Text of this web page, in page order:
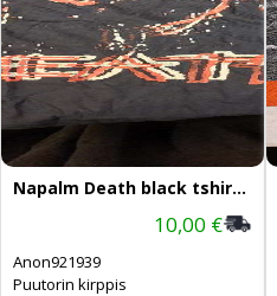
Napalm Death black tshirt L
10,00 €
Anon921939
Puutorin kirppis